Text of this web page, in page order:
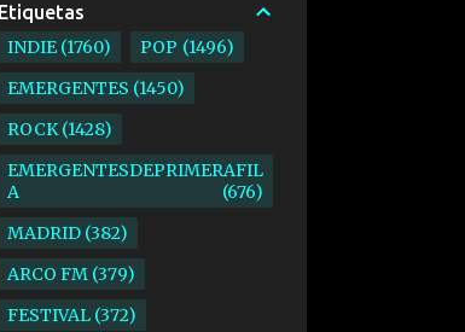
Etiquetas
INDIE 1760 POP 1496
EMERGENTES 1450
ROCK 1428
EMERGENTESDEPRIMERAFIL
A
676
MADRID 382
ARCO FM 379
FESTIVAL 372